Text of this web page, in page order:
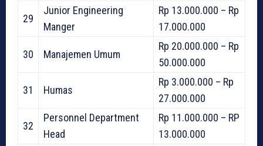
29
Junior Engineering
Manger
Rp 13.000.000 – Rp
17.000.000
30 Manajemen Umum
Rp 20.000.000 – Rp
50.000.000
31 Humas
Rp 3.000.000 – Rp
27.000.000
32
Personnel Department
Head
Rp 11.000.000 – RP
13.000.000